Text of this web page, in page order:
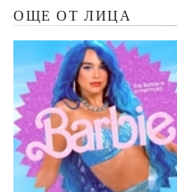
ОЩЕ ОТ ЛИЦА